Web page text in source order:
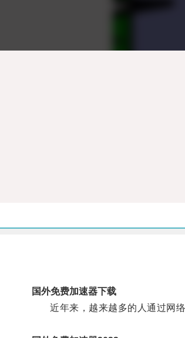
国外免费加速器下载
近年来，越来越多的人通过网络